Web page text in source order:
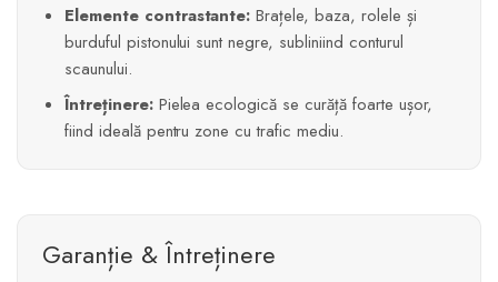
Elemente contrastante: Brațele, baza, rolele și
burduful pistonului sunt negre, subliniind conturul
scaunului.
Întreținere:Pielea ecologică se curăță foarte ușor,
fiind ideală pentru zone cu trafic mediu.
Garanție & Întreținere